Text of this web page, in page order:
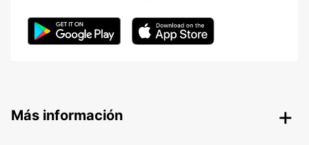
Más información